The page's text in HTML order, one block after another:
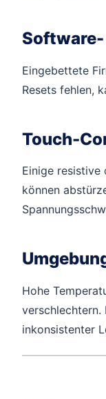
Eingebettete
Resets fehlen,
Touch-
Einige resistive
können
Hohe
verschlechtern.
inkonsistenter